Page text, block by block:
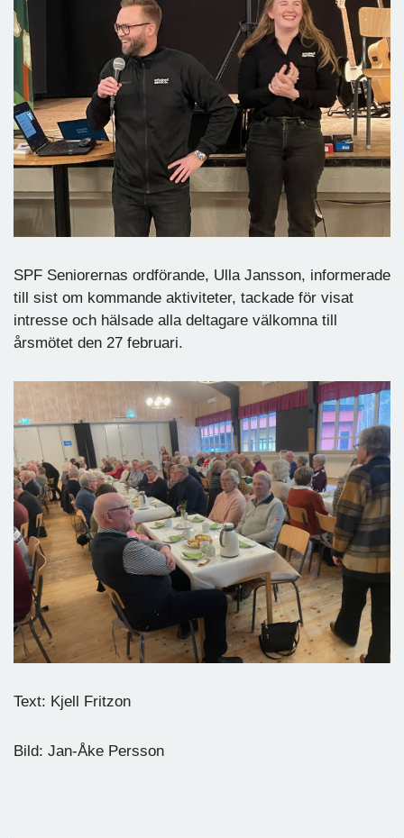
SPF Seniorernas ordförande, Ulla Jansson, informerade
till sist om kommande aktiviteter, tackade för visat
intresse och hälsade alla deltagare välkomna till
årsmötet den 27 februari.
Text: Kjell Fritzon
Bild: Jan-Åke Persson